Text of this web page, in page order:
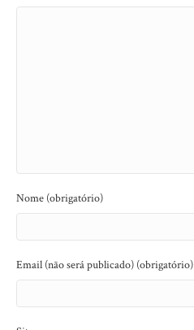
Nome (obrigatório)
Email (não será publicado) (obrigatório)